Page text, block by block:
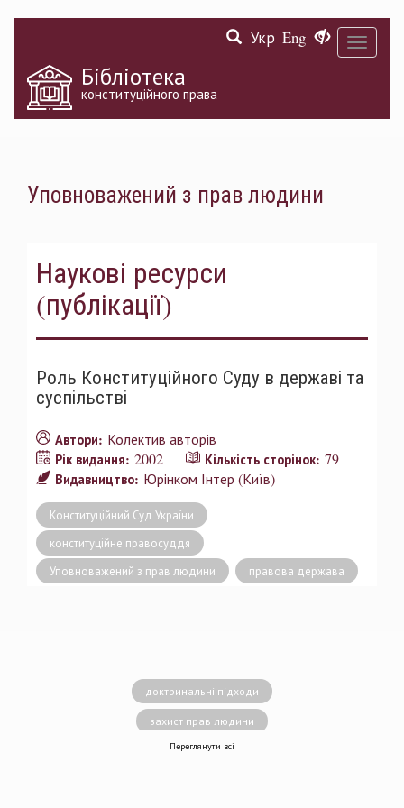
Toggle
Укр Eng
Бібліотека
конституційного права
Уповноважений з прав людини
Наукові ресурси
(публікації)
Роль Конституційного Суду в державі та
суспільстві
Автори: Колектив авторів
Рік видання: 2002 Кількість сторінок: 79
Видавництво: Юрінком Інтер (Київ)
Конституційний Суд України
конституційне правосуддя
Уповноважений з прав людини
правова держава
доктринальні підходи
захист прав людини
децентралізація влади
Переглянути всі